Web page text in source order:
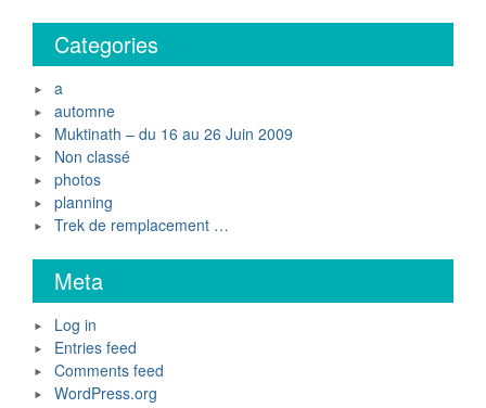
Categories
a
automne
Muktinath – du 16 au 26 Juin 2009
Non classé
photos
planning
Trek de remplacement …
Meta
Log in
Entries feed
Comments feed
WordPress.org